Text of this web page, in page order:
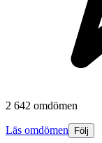
2 642 omdömen
Läs omdömen Följ